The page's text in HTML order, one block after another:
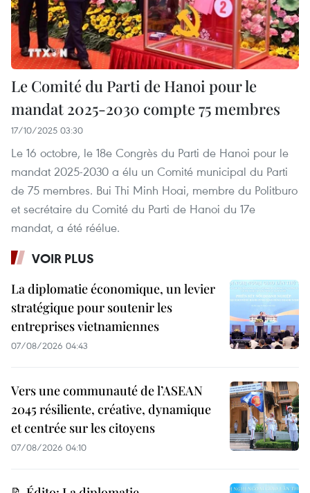
Le Comité du Parti de Hanoi pour le
mandat 2025-2030 compte 75 membres
17/10/2025 03:30
Le 16 octobre, le 18e Congrès du Parti de Hanoi pour le
mandat 2025-2030 a élu un Comité municipal du Parti
de 75 membres. Bui Thi Minh Hoai, membre du Politburo
et secrétaire du Comité du Parti de Hanoi du 17e
mandat, a été réélue.
VOIR PLUS
La diplomatie économique, un levier
stratégique pour soutenir les
entreprises vietnamiennes
07/08/2026 04:43
Vers une communauté de l’ASEAN
2045 résiliente, créative, dynamique
et centrée sur les citoyens
07/08/2026 04:10